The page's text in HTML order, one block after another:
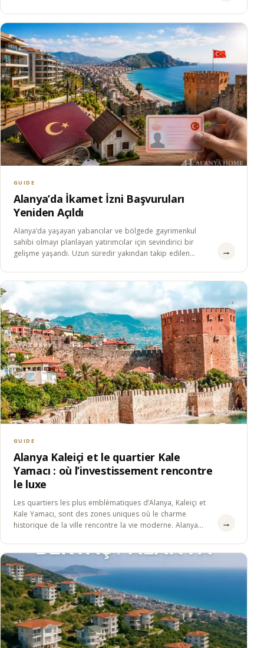
GUIDE
Alanya’da İkamet İzni Başvuruları
Yeniden Açıldı
Alanya’da yaşayan yabancılar ve bölgede gayrimenkul
sahibi olmayı planlayan yatırımcılar için sevindirici bir
gelişme yaşandı. Uzun süredir yakından takip edilen
→
GUIDE
Alanya Kaleiçi et le quartier Kale
Yamacı : où l’investissement rencontre
le luxe
Les quartiers les plus emblématiques d’Alanya, Kaleiçi et
Kale Yamacı, sont des zones uniques où le charme
historique de la ville rencontre la vie moderne. Alanya
→